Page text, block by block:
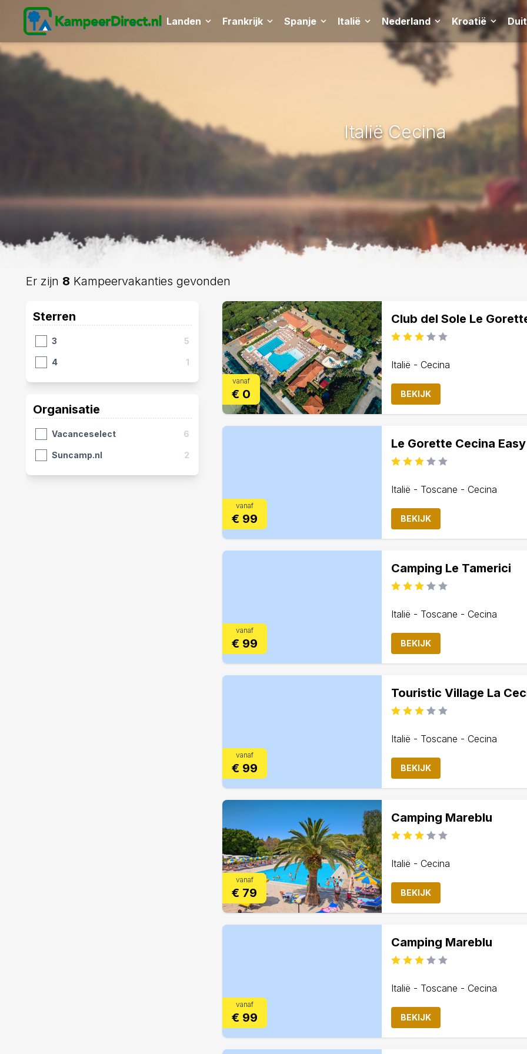
Landen Frankrijk Spanje Italië Nederland Kroatië
Italië Cecina
Er zijn 8 Kampeervakanties gevonden
Sterren
3 5
4 1
Organisatie
Vacanceselect 6
Suncamp.nl 2
vanaf
€ 0
Club del Sole Le
Italië - Cecina
BEKIJK
vanaf
€ 99
Le Gorette Cecina
Italië - Toscane - Cecina
BEKIJK
vanaf
€ 99
Camping Le Tamerici
Italië - Toscane - Cecina
BEKIJK
vanaf
€ 99
Touristic Village La
Italië - Toscane - Cecina
BEKIJK
vanaf
€ 79
Camping Mareblu
Italië - Cecina
BEKIJK
vanaf
€ 99
Camping Mareblu
Italië - Toscane - Cecina
BEKIJK